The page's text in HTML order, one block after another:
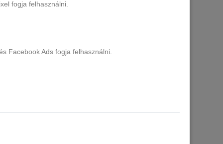
fogja felhasználni.
Facebook Ads fogja felhasználni.